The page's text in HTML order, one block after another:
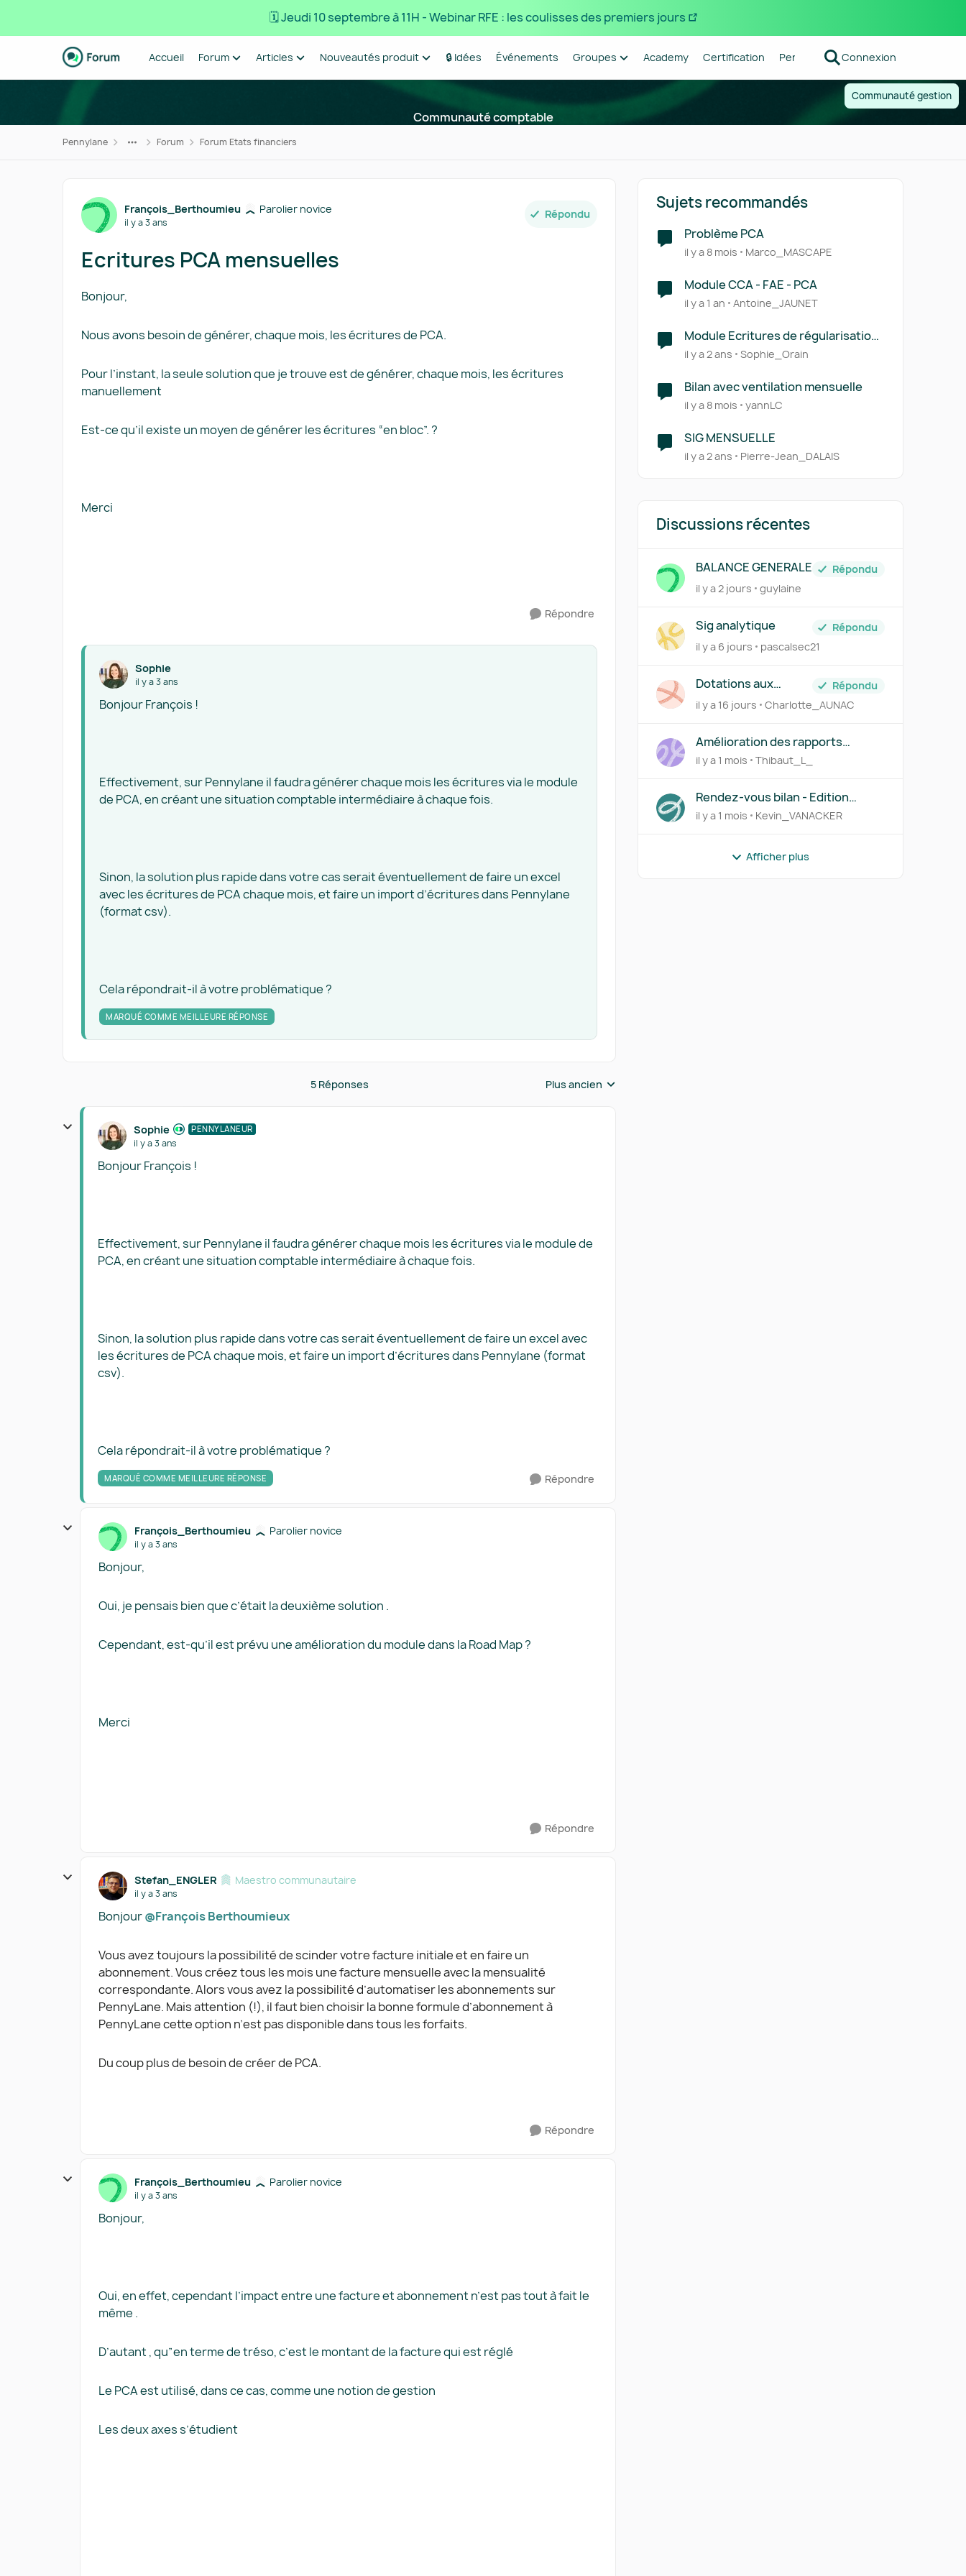
🗓️ Jeudi 10 septembre à 11H - Webinar RFE : les coulisses des premiers jours
Passer au contenu
Accueil Forum Articles Nouveautés produit 🔒 Idées Événements Groupes Academy Certification Pennylane Centre d'aide
Connexion
Communauté gestion
Communauté comptable
Pennylane Forum Forum Etats financiers
Forum Discussion
François_Berthoumieu Parolier novice
il y a 3 ans
Répondu
Ecritures PCA mensuelles
Bonjour,
Nous avons besoin de générer, chaque mois, les écritures de PCA.
Pour l’instant, la seule solution que je trouve est de générer, chaque mois, les écritures
manuellement
Est-ce qu’il existe un moyen de générer les écritures “en bloc”. ?
Merci
Répondre
Sophie
il y a 3 ans
Bonjour François !
Effectivement, sur Pennylane il faudra générer chaque mois les écritures via le module
de PCA, en créant une situation comptable intermédiaire à chaque fois.
Sinon, la solution plus rapide dans votre cas serait éventuellement de faire un excel
avec les écritures de PCA chaque mois, et faire un import d’écritures dans Pennylane
(format csv).
Cela répondrait-il à votre problématique ?
MARQUÉ COMME MEILLEURE RÉPONSE
5 Réponses Réponses triées par
Plus ancien
Sophie PENNYLANEUR
il y a 3 ans
Bonjour François !
Effectivement, sur Pennylane il faudra générer chaque mois les écritures via le module de
PCA, en créant une situation comptable intermédiaire à chaque fois.
Sinon, la solution plus rapide dans votre cas serait éventuellement de faire un excel avec
les écritures de PCA chaque mois, et faire un import d’écritures dans Pennylane (format
csv).
Cela répondrait-il à votre problématique ?
MARQUÉ COMME MEILLEURE RÉPONSE Répondre
François_Berthoumieu Parolier novice
il y a 3 ans
Bonjour,
Oui, je pensais bien que c’était la deuxième solution .
Cependant, est-qu’il est prévu une amélioration du module dans la Road Map ?
Merci
Répondre
Stefan_ENGLER Maestro communautaire
il y a 3 ans
Bonjour@François Berthoumieux
Vous avez toujours la possibilité de scinder votre facture initiale et en faire un
abonnement. Vous créez tous les mois une facture mensuelle avec la mensualité
correspondante. Alors vous avez la possibilité d’automatiser les abonnements sur
PennyLane. Mais attention (!), il faut bien choisir la bonne formule d’abonnement à
PennyLane cette option n’est pas disponible dans tous les forfaits.
Du coup plus de besoin de créer de PCA.
Répondre
François_Berthoumieu Parolier novice
il y a 3 ans
Bonjour,
Oui, en effet, cependant l’impact entre une facture et abonnement n’est pas tout à fait le
même .
D’autant , qu”en terme de tréso, c’est le montant de la facture qui est réglé
Le PCA est utilisé, dans ce cas, comme une notion de gestion
Les deux axes s’étudient
Sujets recommandés
Problème PCA
il y a 8 mois Marco_MASCAPE
Module CCA - FAE - PCA
il y a 1 an Antoine_JAUNET
Module Ecritures de régularisation
/ Cut-off (CCA, PCA, FNP, FAE)
il y a 2 ans Sophie_Orain
Bilan avec ventilation mensuelle
il y a 8 mois yannLC
SIG MENSUELLE
il y a 2 ans Pierre-Jean_DALAIS
Discussions récentes
BALANCE GENERALE
Répondu
il y a 2 jours
guylaine
Sig analytique
Répondu
il y a 6 jours
pascalsec21
Dotations aux
amortissement
prévisionnelles
Répondu
il y a 16 jours
Charlotte_AUNAC
Amélioration des rapports
(synthèse financière et rendez-
vous bilan)
il y a 1 mois Thibaut_L_
Rendez-vous bilan - Edition
limitée aux administrateurs
il y a 1 mois Kevin_VANACKER
Afficher plus